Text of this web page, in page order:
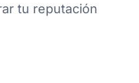
tu reputación